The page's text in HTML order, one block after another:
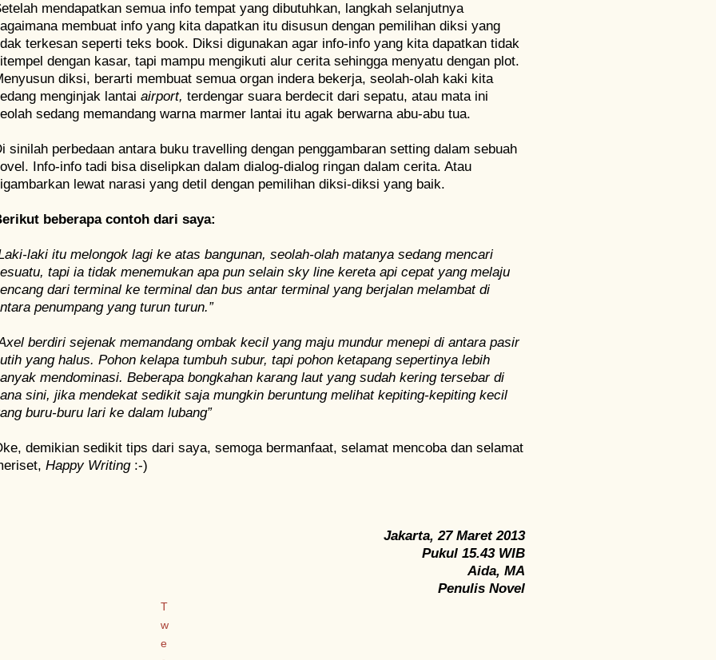
mendapatkan semua info tempat yang dibutuhkan, langkah selanjutnya
membuat info yang kita dapatkan itu disusun dengan pemilihan diksi yang
terkesan seperti teks book. Diksi digunakan agar info-info yang kita dapatkan tidak
dengan kasar, tapi mampu mengikuti alur cerita sehingga menyatu dengan plot.
diksi, berarti membuat semua organ indera bekerja, seolah-olah kaki kita
menginjak lantai airport, terdengar suara berdecit dari sepatu, atau mata ini
sedang memandang warna marmer lantai itu agak berwarna abu-abu tua.
sinilah perbedaan antara buku travelling dengan penggambaran setting dalam sebuah
Info-info tadi bisa diselipkan dalam dialog-dialog ringan dalam cerita. Atau
lewat narasi yang detil dengan pemilihan diksi-diksi yang baik.
beberapa contoh dari saya:
laki itu melongok lagi ke atas bangunan, seolah-olah matanya sedang mencari
tapi ia tidak menemukan apa pun selain sky line kereta api cepat yang melaju
dari terminal ke terminal dan bus antar terminal yang berjalan melambat di
penumpang yang turun turun.”
berdiri sejenak memandang ombak kecil yang maju mundur menepi di antara pasir
yang halus. Pohon kelapa tumbuh subur, tapi pohon ketapang sepertinya lebih
mendominasi. Beberapa bongkahan karang laut yang sudah kering tersebar di
sini, jika mendekat sedikit saja mungkin beruntung melihat kepiting-kepiting kecil
buru-buru lari ke dalam lubang”
demikian sedikit tips dari saya, semoga bermanfaat, selamat mencoba dan selamat
Happy Writing:-)
Jakarta, 27 Maret 2013
Pukul 15.43 WIB
Aida, MA
Penulis Novel
T
w
e